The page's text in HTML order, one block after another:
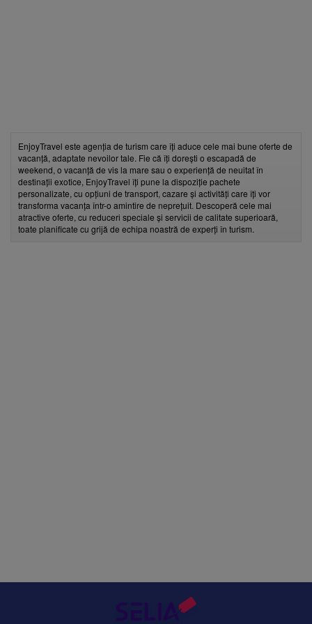
EnjoyTravel este agenția de turism care îți aduce cele mai bune oferte de
vacanță, adaptate nevoilor tale. Fie că îți dorești o escapadă de
weekend, o vacanță de vis la mare sau o experiență de neuitat în
destinații exotice, EnjoyTravel îți pune la dispoziție pachete
personalizate, cu opțiuni de transport, cazare și activități care îți vor
transforma vacanța într-o amintire de neprețuit. Descoperă cele mai
atractive oferte, cu reduceri speciale și servicii de calitate superioară,
toate planificate cu grijă de echipa noastră de experți în turism.